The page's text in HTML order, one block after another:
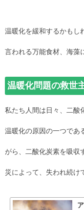
温暖化を緩和するかもし
言われる万能食材、海藻
温暖化問題の救世
私たち人間は日々、二酸
温暖化の原因の一つであ
がら、二酸化炭素を吸収
災によって、失われ続け